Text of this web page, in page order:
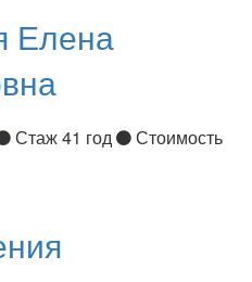
Елена
Стаж 41 год
Стоимость